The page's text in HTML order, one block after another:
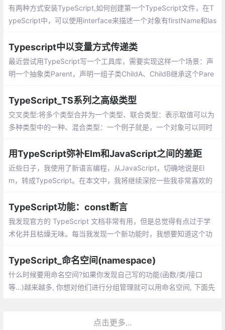
任何浏览器、任何计算机和任何操作系统上
运行，并且是开源的。
有两种方式安装TypeScript,如何创建第一个TypeScript文件，在T
ypeScript中，可以使用interface来描述一个对象有firstName和las
要的一个功能就是基于类的面向对象编程
Typescript中以变量方式传递类
最近尝试用TypeScript写一个工具库，需要实现这样一个场景：声
明一个抽象类Parent，声明一组子类ChildA、ChildB继承这个Pare
TypeScript_TS系列之高级类型
交叉类型:将多个类型合并为一个类型、联合类型：表示取值可以为
多种类型中的一种、混合类型：一个例子就是，一个对象可以同时
动指定一个值的类型
用TypeScript弥补Elm和JavaScript之间的差距
近些日子，我使用了新语言编程，从JavaScript，切确地说是El
m，转成TypeScript。在本文中，我将继续深挖一些我非常喜欢的
TypeScript功能：const断言
我发现官方的 TypeScript 文档非常有用，但是总觉得有点过于学
术化并且枯燥无味。每当我发现一个新功能时，我想要知道这个功
TypeScript_命名空间(namespace)
什么时候要用命名空间?如果你发现自己写的功能(函数/类/接口
等...)越来越多, 你想对他们进行分组管理就可以用命名空间, 下面先
点击更多...